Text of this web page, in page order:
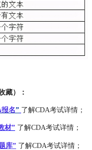
藏）：
名” 了解CDA考试详情；
材” 了解CDA考试详情；
库” 了解CDA考试详情；